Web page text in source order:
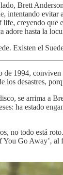
Brett
intentando evitar
creyendo que
adore hasta la
Existen el
de 1994,
los desastres,
se arrima a
ha estado
no todo está
You Go Away’,